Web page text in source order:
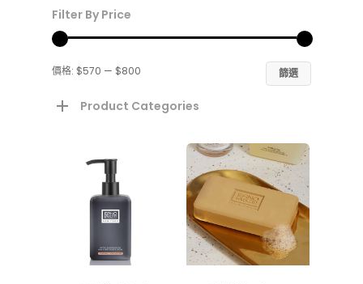
Filter By Price
最
最
篩選
價格: $570 — $800
Product Categories
Sparkling Offer 閃亮熱
Exclusive Sets 限定套
護膚產品